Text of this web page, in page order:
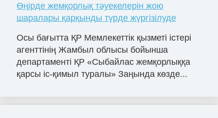
Өңірде жемқорлық тәуекелерін жою
шаралары қарқынды түрде жүргізілуде
Осы бағытта ҚР Мемлекеттік қызметі істері
агенттінің Жамбыл облысы бойынша
департаменті ҚР «Сыбайлас жемқорлыққа
қарсы іс-қимыл туралы» Заңында көзде...